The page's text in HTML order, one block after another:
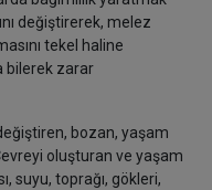
değiştirerek, melez
tekel haline
bilerek zarar
bozan, yaşam
oluşturan ve yaşam
suyu, toprağı, gökleri,